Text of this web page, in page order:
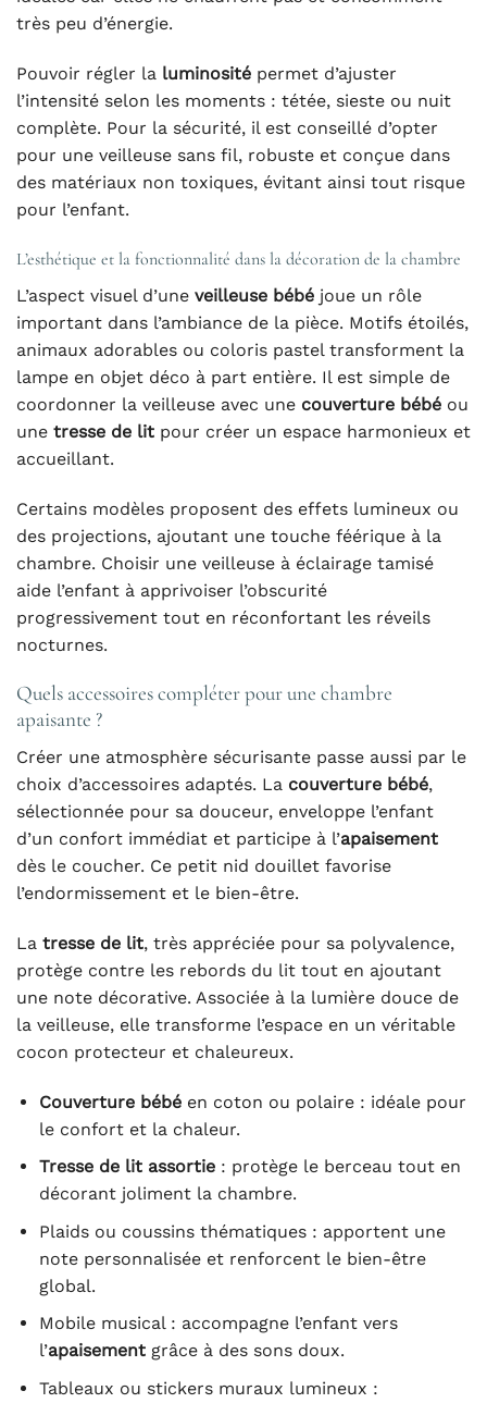
très peu d’énergie.
Pouvoir régler la luminosité permet d’ajuster
l’intensité selon les moments : tétée, sieste ou nuit
complète. Pour la sécurité, il est conseillé d’opter
pour une veilleuse sans fil, robuste et conçue dans
des matériaux non toxiques, évitant ainsi tout risque
pour l’enfant.
L’esthétique et la fonctionnalité dans la décoration de la chambre
L’aspect visuel d’une veilleuse bébé joue un rôle
important dans l’ambiance de la pièce. Motifs étoilés,
animaux adorables ou coloris pastel transforment la
lampe en objet déco à part entière. Il est simple de
coordonner la veilleuse avec une couverture bébé ou
une tresse de lit pour créer un espace harmonieux et
accueillant.
Certains modèles proposent des effets lumineux ou
des projections, ajoutant une touche féérique à la
chambre. Choisir une veilleuse à éclairage tamisé
aide l’enfant à apprivoiser l’obscurité
progressivement tout en réconfortant les réveils
nocturnes.
Quels accessoires compléter pour une chambre
apaisante ?
Créer une atmosphère sécurisante passe aussi par le
choix d’accessoires adaptés. La couverture bébé,
sélectionnée pour sa douceur, enveloppe l’enfant
d’un confort immédiat et participe à l’apaisement
dès le coucher. Ce petit nid douillet favorise
l’endormissement et le bien-être.
La tresse de lit, très appréciée pour sa polyvalence,
protège contre les rebords du lit tout en ajoutant
une note décorative. Associée à la lumière douce de
la veilleuse, elle transforme l’espace en un véritable
cocon protecteur et chaleureux.
Couverture bébéen coton ou polaire : idéale pour
le confort et la chaleur.
Tresse de lit assortie: protège le berceau tout en
décorant joliment la chambre.
Plaids ou coussins thématiques : apportent une
note personnalisée et renforcent le bien-être
global.
Mobile musical : accompagne l’enfant vers
l’apaisementgrâce à des sons doux.
Tableaux ou stickers muraux lumineux :